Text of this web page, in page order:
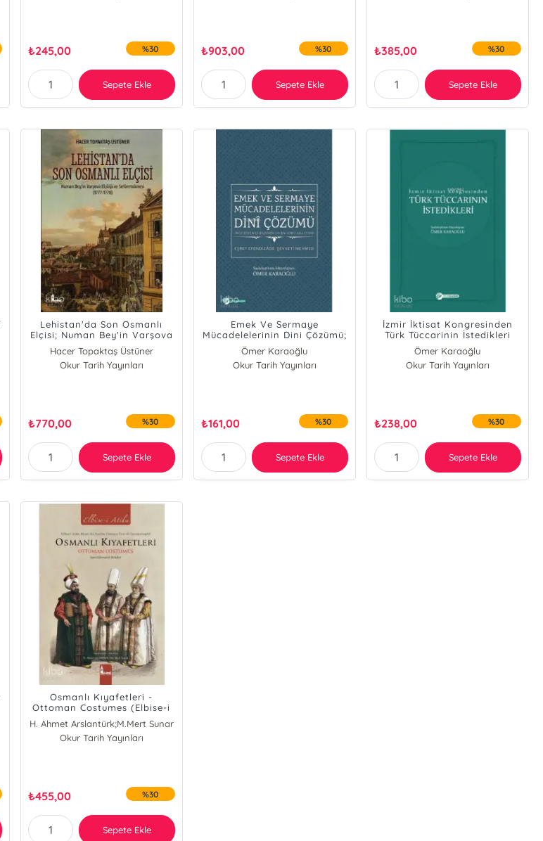
₺245,00 %30
Sepete Ekle
₺903,00 %30
Sepete Ekle
₺385,00 %30
Sepete Ekle
Lehistan'da Son Osmanlı
Elçisi; Numan Bey'in Varşova
Elçiliği ve Sefâretnâmesi
(1777-1778)
Hacer Topaktaş Üstüner
Okur Tarih Yayınları
₺770,00 %30
Sepete Ekle
Emek Ve Sermaye
Mücadelelerinin Dini Çözümü;
İngiltere Kilisesinden Gelen
Sorulara Cevap
Ömer Karaoğlu
Okur Tarih Yayınları
₺161,00 %30
Sepete Ekle
İzmir İktisat Kongresinden
Türk Tüccarinin İstedikleri
Ömer Karaoğlu
Okur Tarih Yayınları
₺238,00 %30
Sepete Ekle
Osmanlı Kıyafetleri -
Ottoman Costumes (Elbise-i
Atika); Jean (Giovanni)
Brindesi
H. Ahmet Arslantürk;M.Mert Sunar
Okur Tarih Yayınları
₺455,00 %30
Sepete Ekle